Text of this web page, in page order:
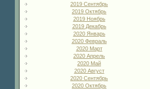
2019 Сентябрь
2019 Октябрь
2019 Ноябрь
2019 Декабрь
2020 Январь
2020 Февраль
2020 Март
2020 Апрель
2020 Май
2020 Август
2020 Сентябрь
2020 Октябрь